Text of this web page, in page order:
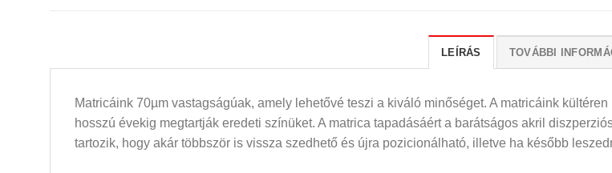
LEÍRÁS TOVÁBBI
Matricáink 70µm vastagságúak, amely lehetővé teszi a kiváló minőséget. A matricáink
hosszú évekig megtartják eredeti színüket. A matrica tapadásáért a barátságos akril
tartozik, hogy akár többször is vissza szedhető és újra pozicionálható, illetve ha később